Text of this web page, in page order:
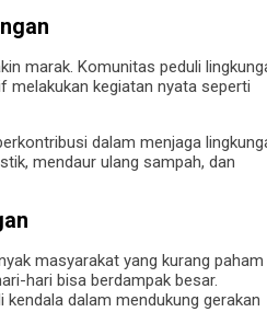
marak. Komunitas peduli
melakukan kegiatan nyata seperti
dalam menjaga
mendaur ulang sampah, dan
masyarakat yang kurang paham
hari bisa berdampak besar.
dalam mendukung gerakan